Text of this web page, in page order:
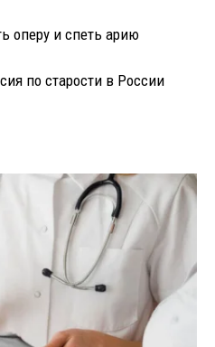
оперу и спеть арию
по старости в России